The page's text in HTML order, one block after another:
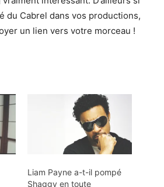
du Cabrel dans vos productions,
un lien vers votre morceau !
Liam Payne a-t-il pompé
Shaggy en toute